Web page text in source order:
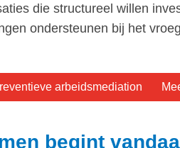
die structureel willen
ondersteunen bij het
arbeidsmediation
begint